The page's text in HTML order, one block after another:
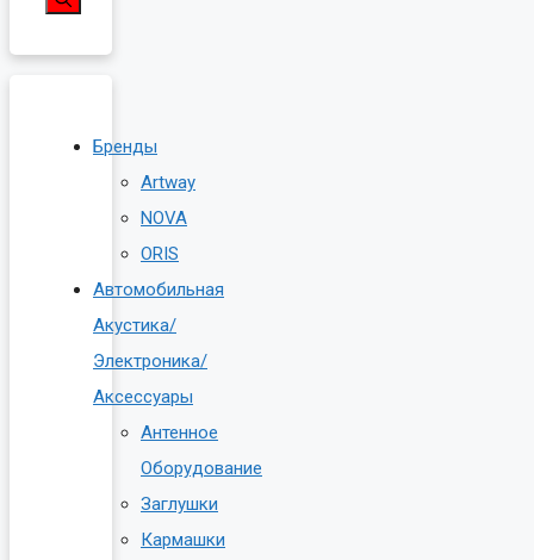
Бренды
Artway
NOVA
ORIS
Автомобильная
Акустика/
Электроника/
Аксессуары
Антенное
Оборудование
Заглушки
Кармашки